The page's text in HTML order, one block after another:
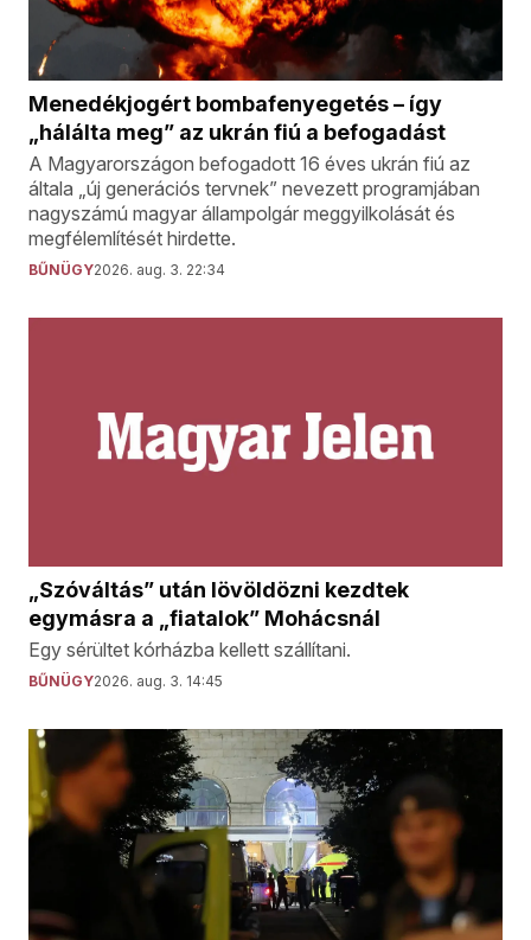
Menedékjogért bombafenyegetés – így
„hálálta meg” az ukrán fiú a befogadást
A Magyarországon befogadott 16 éves ukrán fiú az
általa „új generációs tervnek” nevezett programjában
nagyszámú magyar állampolgár meggyilkolását és
megfélemlítését hirdette.
BŰNÜGY2026. aug. 3. 22:34
„Szóváltás” után lövöldözni kezdtek
egymásra a „fiatalok” Mohácsnál
Egy sérültet kórházba kellett szállítani.
BŰNÜGY2026. aug. 3. 14:45